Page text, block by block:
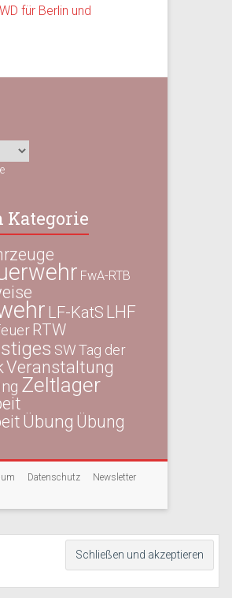
Kategorie
FwA-RTB
LF-KatS LHF
RTW
SWTag der
Veranstaltung
Zeltlager
Übung Übung
Datenschutz Newsletter